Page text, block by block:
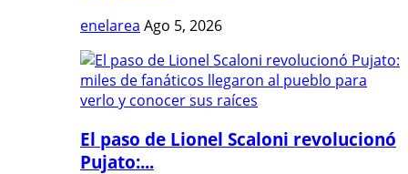
enelarea Ago 5, 2026
El paso de Lionel Scaloni revolucionó
Pujato:...